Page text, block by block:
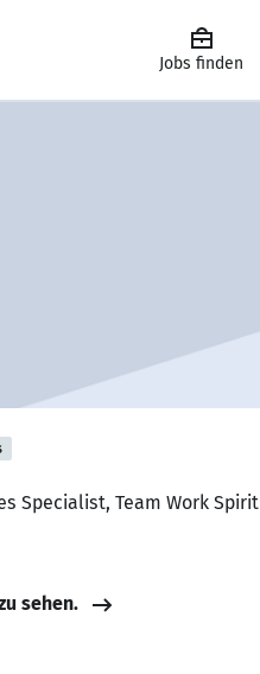
Jobs finden
Specialist, Team Work Spirit
sehen.